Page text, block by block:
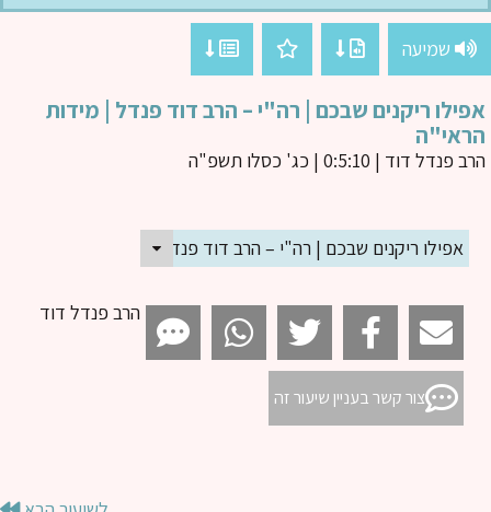
שמיעה
ריקנים שבכם | רה"י – הרב דוד פנדל | מידות
פנדל דוד| 0:5:10 | כג' כסלו תשפ"ה
אפילו ריקנים שבכם | רה"י – הרב דוד פנדל | מידות הראי"ה
הרב פנדל דוד
צור קשר בעניין שיעור זה